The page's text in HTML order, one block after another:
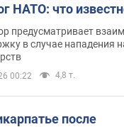
НАТО: что
предусматривает
в случае нападения
00:22 4,8 т.
после